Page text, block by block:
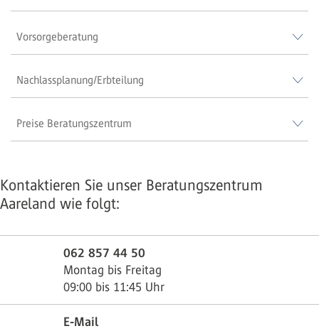
Vorsorgeberatung
Nachlassplanung/Erbteilung
Preise Beratungszentrum
Kontaktieren Sie unser Beratungszentrum
Aareland wie folgt:
062 857 44 50
Montag bis Freitag
09:00 bis 11:45 Uhr
E-Mail